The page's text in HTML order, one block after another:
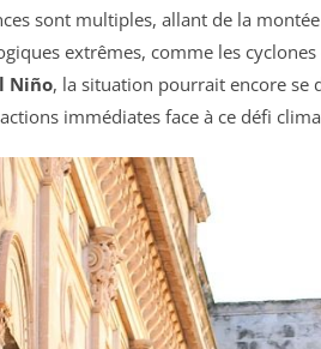
sont multiples, allant de la
extrêmes, comme les
Niño, la situation pourrait encore se
immédiates face à ce défi